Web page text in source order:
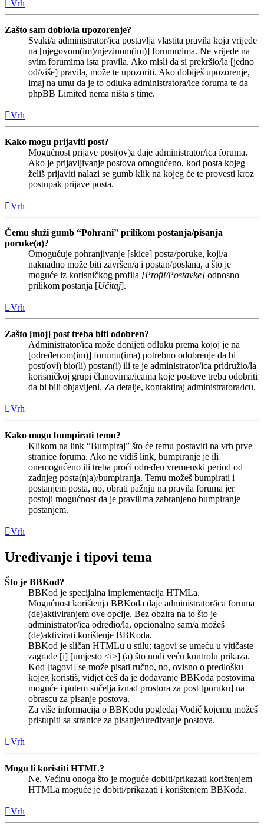
Vrh
Zašto sam dobio/la upozorenje?
Svaki/a administrator/ica postavlja vlastita pravila koja vrijede
na [njegovom(im)/njezinom(im)] forumu/ima. Ne vrijede na
svim forumima ista pravila. Ako misli da si prekršio/la [jedno
od/više] pravila, može te upozoriti. Ako dobiješ upozorenje,
imaj na umu da je to odluka administratora/ice foruma te da
phpBB Limited nema ništa s time.
Vrh
Kako mogu prijaviti post?
Mogućnost prijave post(ov)a daje administrator/ica foruma.
Ako je prijavljivanje postova omogućeno, kod posta kojeg
želiš prijaviti nalazi se gumb klik na kojeg će te provesti kroz
postupak prijave posta.
Vrh
Čemu služi gumb “Pohrani” prilikom postanja/pisanja
poruke(a)?
Omogućuje pohranjivanje [skice] posta/poruke, koji/a
naknadno može biti završen/a i postan/poslana, a što je
moguće iz korisničkog profila [Profil/Postavke] odnosno
prilikom postanja [Učitaj].
Vrh
Zašto [moj] post treba biti odobren?
Administrator/ica može donijeti odluku prema kojoj je na
[određenom(im)] forumu(ima) potrebno odobrenje da bi
post(ovi) bio(li) postan(i) ili te je administrator/ica pridružio/la
korisničkoj grupi članovima/icama koje postove treba odobriti
da bi bili objavljeni. Za detalje, kontaktiraj administratora/icu.
Vrh
Kako mogu bumpirati temu?
Klikom na link “Bumpiraj” što će temu postaviti na vrh prve
stranice foruma. Ako ne vidiš link, bumpiranje je ili
onemogućeno ili treba proći određen vremenski period od
zadnjeg posta(nja)/bumpiranja. Temu možeš bumpirati i
postanjem posta, no, obrati pažnju na pravila foruma jer
postoji mogućnost da je pravilima zabranjeno bumpiranje
postanjem.
Vrh
Uređivanje i tipovi tema
Što je BBKod?
BBKod je specijalna implementacija HTMLa.
Mogućnost korištenja BBKoda daje administrator/ica foruma
(de)aktiviranjem ove opcije. Bez obzira na to što je
administrator/ica odredio/la, opcionalno sam/a možeš
(de)aktivirati korištenje BBKoda.
BBKod je sličan HTMLu u stilu; tagovi se umeću u vitičaste
zagrade [i] [umjesto <i>] (a) što nudi veću kontrolu prikaza.
Kod [tagovi] se može pisati ručno, no, ovisno o predlošku
kojeg koristiš, vidjet ćeš da je dodavanje BBKoda postovima
moguće i putem sučelja iznad prostora za post [poruku] na
obrascu za pisanje postova.
Za više informacija o BBKodu pogledaj Vodič kojemu možeš
pristupiti sa stranice za pisanje/uređivanje postova.
Vrh
Mogu li koristiti HTML?
Ne. Većinu onoga što je moguće dobiti/prikazati korištenjem
HTMLa moguće je dobiti/prikazati i korištenjem BBKoda.
Vrh